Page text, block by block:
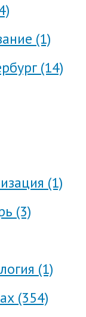
(1)
(14)
(1)
(3)
(1)
(354)